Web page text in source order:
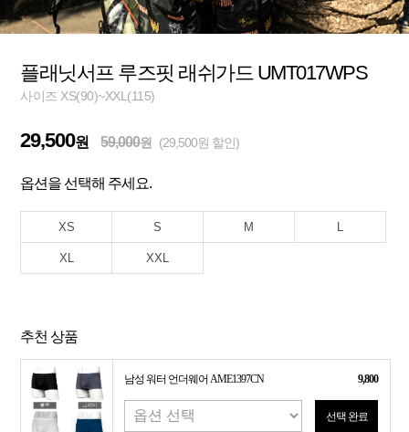
플래닛서프 루즈핏 래쉬가드 UMT017WPS
사이즈 XS(90)~XXL(115)
29,500원 59,000원 (29,500원 할인)
옵션을 선택해 주세요.
XS S M L
XL XXL
추천 상품
남성 워터 언더웨어 AME1397CN 9,800
선택 완료